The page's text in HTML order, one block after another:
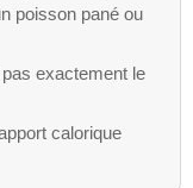
poisson pané ou
pas exactement le
calorique